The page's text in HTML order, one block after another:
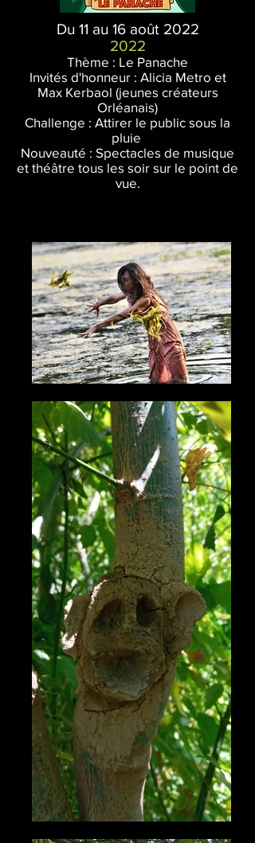
Du 11 au 16 août 2022
2022
Thème : Le Panache
Invités d'honneur : Alicia Metro et
Max Kerbaol (jeunes créateurs
Orléanais)
Challenge : Attirer le public sous la
pluie
Nouveauté : Spectacles de musique
et théâtre tous les soir sur le point de
vue.